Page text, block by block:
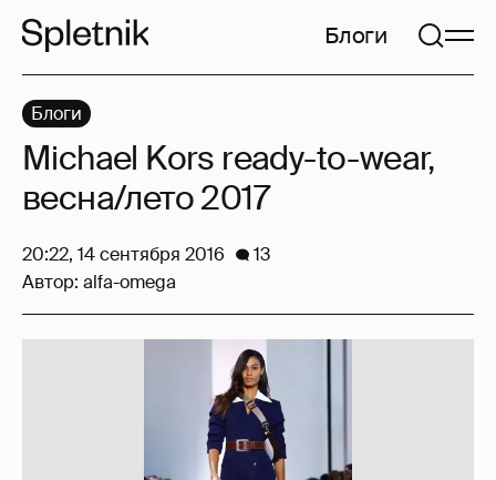
Блоги
Блоги
Michael Kors ready-to-wear,
весна/лето 2017
20:22, 14 сентября 2016
13
Автор: alfa-omega